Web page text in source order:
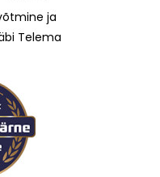
ja
Telema